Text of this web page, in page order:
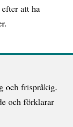
att ha
och frispråkig.
och förklarar